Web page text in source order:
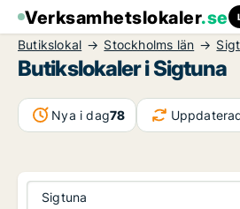
Verksamhetslokaler.se
Butikslokal Stockholms län
Butikslokaler i Sigtuna
Nya i dag78
Sigtuna